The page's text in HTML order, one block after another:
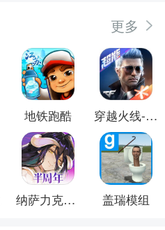
更多
地铁跑酷 穿越火线-枪战王者
纳萨力克之王 盖瑞模组